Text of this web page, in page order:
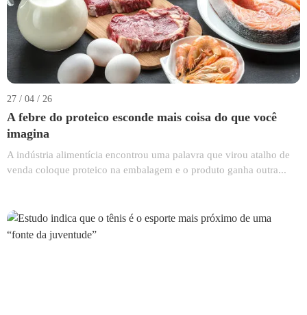
27 / 04 / 26
A febre do proteico esconde mais coisa do que você
imagina
A indústria alimentícia encontrou uma palavra que virou atalho de
venda coloque proteico na embalagem e o produto ganha outra...